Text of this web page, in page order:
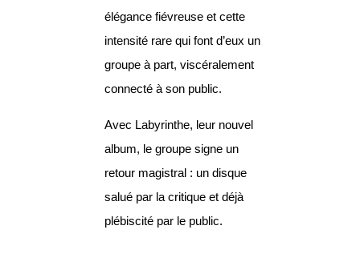
élégance fiévreuse et cette
intensité rare qui font d’eux un
groupe à part, viscéralement
connecté à son public.
Avec Labyrinthe, leur nouvel
album, le groupe signe un
retour magistral : un disque
salué par la critique et déjà
plébiscité par le public.